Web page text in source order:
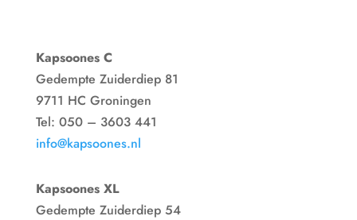
Kapsoones C
Gedempte Zuiderdiep 81
9711 HC Groningen
Tel: 050 – 3603 441
info@kapsoones.nl
Kapsoones XL
Gedempte Zuiderdiep 54